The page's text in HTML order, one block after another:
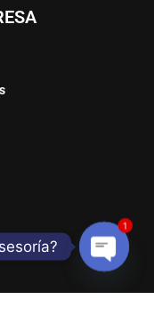
Open
1